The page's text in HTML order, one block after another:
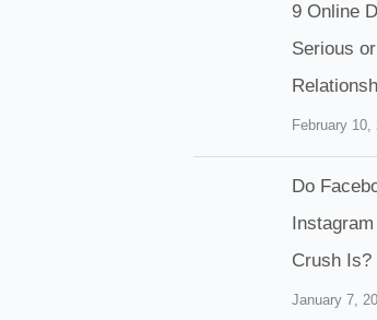
9 Online
Serious
February 10,
Do
Crush Is?
January 7,